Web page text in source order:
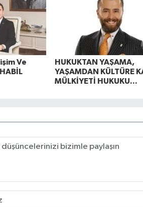
Ve
HUKUKTAN YAŞAMA,
YAŞAMDAN KÜLTÜRE
MÜLKİYETİ HUKUKU...